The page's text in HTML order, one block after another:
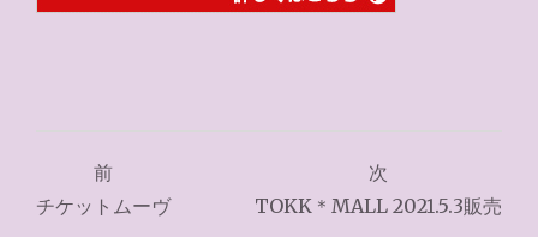
稿
前
チケットムーヴ
次
TOKK＊MALL 2021.5.3販売